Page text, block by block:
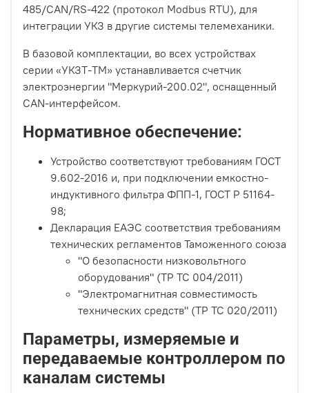
485/CAN/RS-422 (протокол Modbus RTU), для
интеграции УКЗ в другие системы телемеханики.
В базовой комплектации, во всех устройствах
серии «УКЗТ-ТМ» устанавливается счетчик
электроэнергии "Меркурий-200.02", оснащенный
CAN-интерфейсом.
Нормативное обеспечение:
Устройство соответствуют требованиям ГОСТ
9.602-2016 и, при подключении емкостно-
индуктивного фильтра ФПП-1, ГОСТ Р 51164-
98;
Декларация ЕАЭС соответствия требованиям
технических регламентов Таможенного союза
"О безопасности низковольтного
оборудования" (ТР ТС 004/2011)
"Электромагнитная совместимость
технических средств" (ТР ТС 020/2011)
Параметры, измеряемые и
передаваемые контроллером по
каналам системы